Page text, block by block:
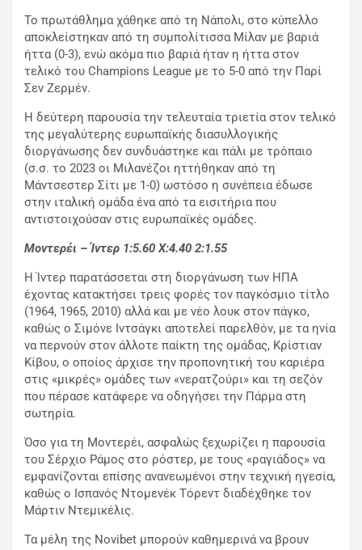
Το πρωτάθλημα χάθηκε από τη Νάπολι, στο κύπελλο
αποκλείστηκαν από τη συμπολίτισσα Μίλαν με βαριά
ήττα (0-3), ενώ ακόμα πιο βαριά ήταν η ήττα στον
τελικό του Champions League με το 5-0 από την Παρί
Σεν Ζερμέν.
Η δεύτερη παρουσία την τελευταία τριετία στον τελικό
της μεγαλύτερης ευρωπαϊκής διασυλλογικής
διοργάνωσης δεν συνδυάστηκε και πάλι με τρόπαιο
(σ.σ. το 2023 οι Μιλανέζοι ηττήθηκαν από τη
Μάντσεστερ Σίτι με 1-0) ωστόσο η συνέπεια έδωσε
στην ιταλική ομάδα ένα από τα εισιτήρια που
αντιστοιχούσαν στις ευρωπαϊκές ομάδες.
Μοντερέι – Ίντερ 1:5.60X:4.40 2:1.55
Η Ίντερ παρατάσσεται στη διοργάνωση των ΗΠΑ
έχοντας κατακτήσει τρεις φορές τον παγκόσμιο τίτλο
(1964, 1965, 2010) αλλά και με νέο λουκ στον πάγκο,
καθώς ο Σιμόνε Ιντσάγκι αποτελεί παρελθόν, με τα ηνία
να περνούν στον άλλοτε παίκτη της ομάδας, Κρίστιαν
Κίβου, ο οποίος άρχισε την προπονητική του καριέρα
στις «μικρές» ομάδες των «νερατζούρι» και τη σεζόν
που πέρασε κατάφερε να οδηγήσει την Πάρμα στη
σωτηρία.
Όσο για τη Μοντερέι, ασφαλώς ξεχωρίζει η παρουσία
του Σέρχιο Ράμος στο ρόστερ, με τους «ραγιάδος» να
εμφανίζονται επίσης ανανεωμένοι στην τεχνική ηγεσία,
καθώς ο Ισπανός Ντομενέκ Τόρεντ διαδέχθηκε τον
Μάρτιν Ντεμικέλις.
Τα μέλη της Novibet μπορούν καθημερινά να βρουν